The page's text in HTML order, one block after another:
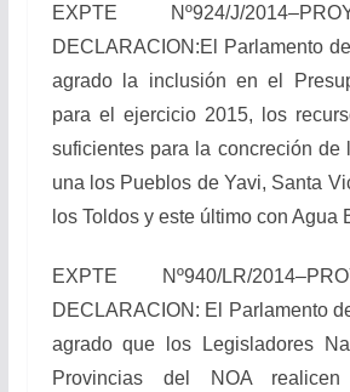
EXPTE Nº924/J/
DECLARACION:El Parlamento
agrado la inclusión en el
para el ejercicio 2015, los
suficientes para la concreción de
una los Pueblos de Yavi, Santa
los Toldos y este último con Agua
EXPTE Nº940/LR/
DECLARACION: El Parlamento
agrado que los Legisladores
Provincias del NOA